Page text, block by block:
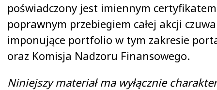
poświadczony jest imiennym
poprawnym przebiegiem całej akcji
imponujące portfolio w tym zakresie
oraz Komisja Nadzoru Finansowego.
Niniejszy materiał ma wyłącznie